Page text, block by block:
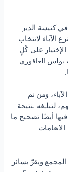
كنيسة الدير
الآباء لانتخاب
على كُلٍ
بولس العاقوري
ومن ثم
لتبليغه بنتيجة
أيضًا تصحيح ما
ويقرّ بسائر